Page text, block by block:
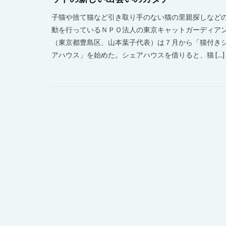
子猫や捨て猫など引き取り手のない猫の里親探しなど
動を行っているＮＰＯ法人の東京キャットガーディア
（東京都豊島区、山本葉子代表）は７月から「猫付き
アハウス」を始めた。シェアハウスを借りると、猫 […]